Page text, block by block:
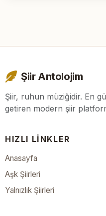
Şiir Antolojim
Şiir, ruhun müziğidir. En
getiren modern şiir
HIZLI LINKLER
Anasayfa
Aşk Şiirleri
Yalnızlık Şiirleri